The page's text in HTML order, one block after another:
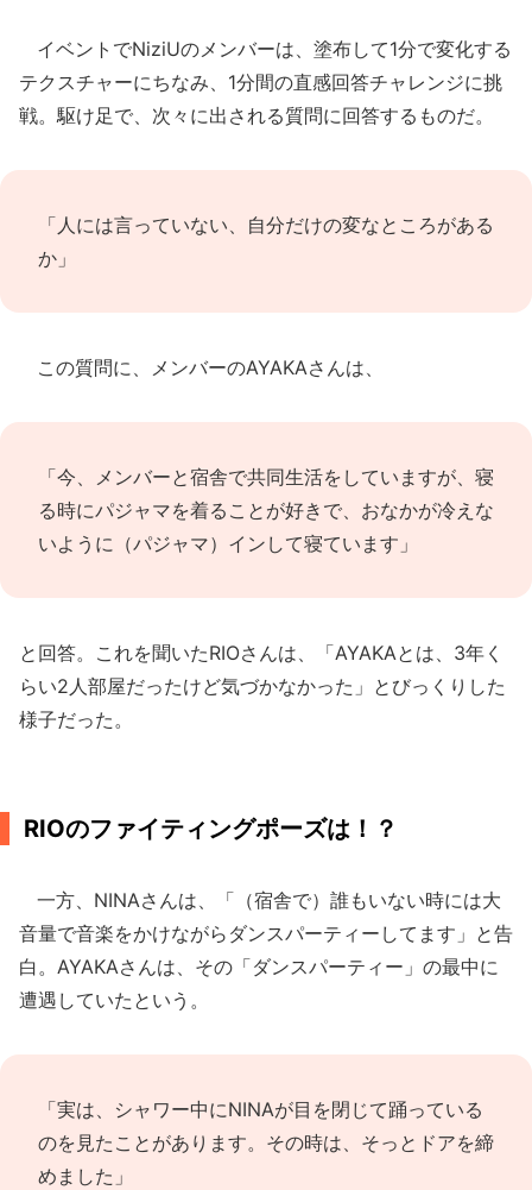
イベントでNiziUのメンバーは、塗布して1分で変化する
テクスチャーにちなみ、1分間の直感回答チャレンジに挑
戦。駆け足で、次々に出される質問に回答するものだ。
「人には言っていない、自分だけの変なところがある
か」
この質問に、メンバーのAYAKAさんは、
「今、メンバーと宿舎で共同生活をしていますが、寝
る時にパジャマを着ることが好きで、おなかが冷えな
いように（パジャマ）インして寝ています」
と回答。これを聞いたRIOさんは、「AYAKAとは、3年く
らい2人部屋だったけど気づかなかった」とびっくりした
様子だった。
RIOのファイティングポーズは！？
一方、NINAさんは、「（宿舎で）誰もいない時には大
音量で音楽をかけながらダンスパーティーしてます」と告
白。AYAKAさんは、その「ダンスパーティー」の最中に
遭遇していたという。
「実は、シャワー中にNINAが目を閉じて踊っている
のを見たことがあります。その時は、そっとドアを締
めました」